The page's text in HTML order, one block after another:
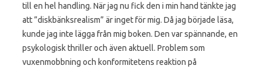
till en hel handling. När jag nu fick den i min hand tänkte jag
att ”diskbänksrealism” är inget för mig. Då jag började läsa,
kunde jag inte lägga från mig boken. Den var spännande, en
psykologisk thriller och även aktuell. Problem som
vuxenmobbning och konformitetens reaktion på